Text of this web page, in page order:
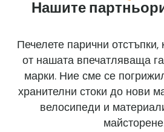
Нашите
Печелете парични отстъпки,
от нашата впечатляваща
марки. Ние сме се
хранителни стоки до нови
велосипеди и